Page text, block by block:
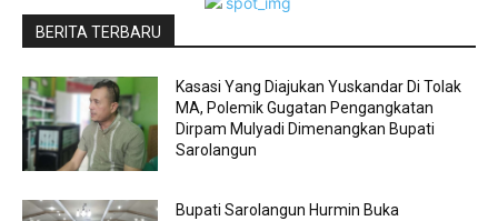
BERITA TERBARU
Kasasi Yang Diajukan Yuskandar Di Tolak
MA, Polemik Gugatan Pengangkatan
Dirpam Mulyadi Dimenangkan Bupati
Sarolangun
Bupati Sarolangun Hurmin Buka